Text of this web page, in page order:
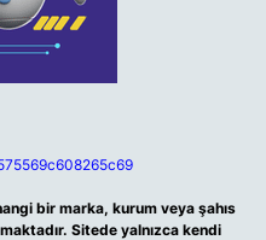
bir marka, kurum veya şahıs
Sitede yalnızca kendi